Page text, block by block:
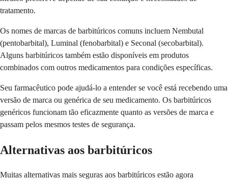
tratamento.
Os nomes de marcas de barbitúricos comuns incluem Nembutal
(pentobarbital), Luminal (fenobarbital) e Seconal (secobarbital).
Alguns barbitúricos também estão disponíveis em produtos
combinados com outros medicamentos para condições específicas.
Seu farmacêutico pode ajudá-lo a entender se você está recebendo uma
versão de marca ou genérica de seu medicamento. Os barbitúricos
genéricos funcionam tão eficazmente quanto as versões de marca e
passam pelos mesmos testes de segurança.
Alternativas aos barbitúricos
Muitas alternativas mais seguras aos barbitúricos estão agora